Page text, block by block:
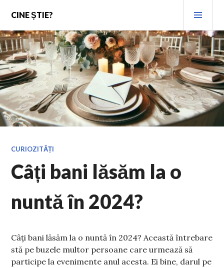
content
CINE ȘTIE?
CURIOZITĂȚI
Câți bani lăsăm la o
nuntă în 2024?
Câți bani lăsăm la o nuntă în 2024? Această întrebare
stă pe buzele multor persoane care urmează să
participe la evenimente anul acesta. Ei bine, darul pe